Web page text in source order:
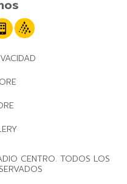
CENTRO. TODOS LOS